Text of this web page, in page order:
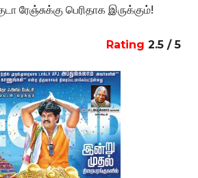
ரேஞ்சுக்கு பெரிதாக இருக்கும்!
Rating 2.5 / 5